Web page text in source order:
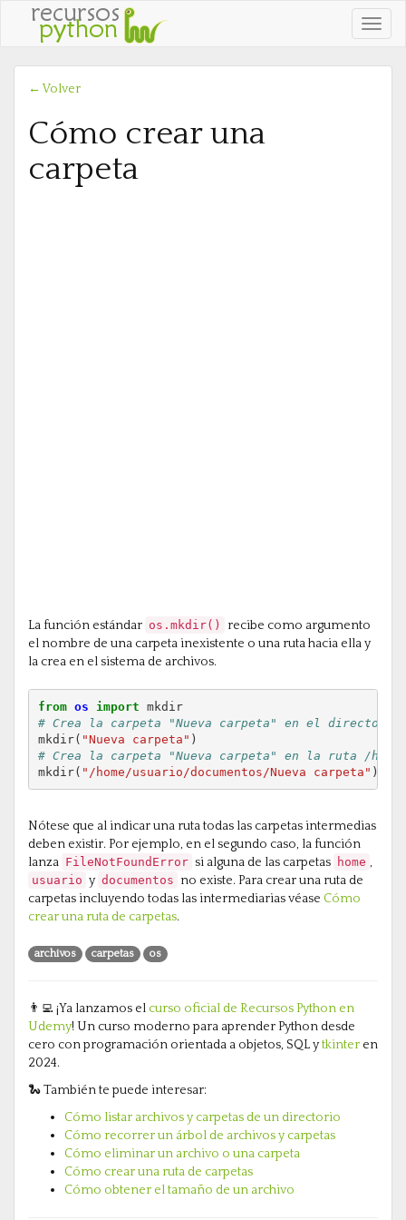
Ver
← Volver
Cómo crear una
carpeta
La función estándar os.mkdir()
recibe como argumento
el nombre de una carpeta inexistente o una ruta hacia ella y
la crea en el sistema de archivos.
from os import mkdir
# Crea la carpeta "Nueva carpeta" en el
mkdir( "Nueva carpeta" )
# Crea la carpeta "Nueva carpeta" en la ruta /home/
mkdir( "/home/usuario/documentos/Nueva carpeta" )
Nótese que al indicar una ruta todas las carpetas intermedias
deben existir. Por ejemplo, en el segundo caso, la función
lanza FileNotFoundError si alguna de las carpetas home ,
usuario y documentos no existe. Para crear una ruta de
carpetas incluyendo todas las intermediarias véase Cómo
crear una ruta de carpetas.
archivos carpetas os
👨‍💻 ¡Ya lanzamos elcurso oficial de Recursos Python en
Udemy! Un curso moderno para aprender Python desde
cero con programación orientada a objetos, SQL ytkinter en
2024.
🐍 También te puede interesar:
Cómo listar archivos y carpetas de un directorio
Cómo recorrer un árbol de archivos y carpetas
Cómo eliminar un archivo o una carpeta
Cómo crear una ruta de carpetas
Cómo obtener el tamaño de un archivo